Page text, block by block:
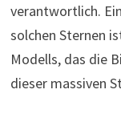
verantwortlich.
solchen Sternen
Modells, das die
dieser massiven